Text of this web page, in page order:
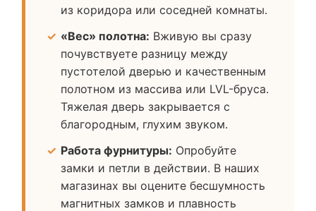
из коридора или соседней комнаты.
«Вес» полотна: Вживую вы сразу
почувствуете разницу между
пустотелой дверью и качественным
полотном из массива или LVL-бруса.
Тяжелая дверь закрывается с
благородным, глухим звуком.
Работа фурнитуры: Опробуйте
замки и петли в действии. В наших
магазинах вы оцените бесшумность
магнитных замков и плавность